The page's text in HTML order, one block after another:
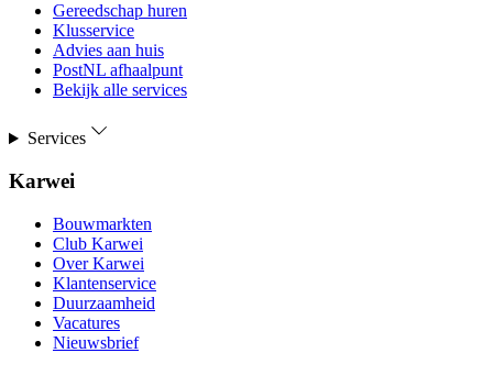
Gereedschap huren
Klusservice
Advies aan huis
PostNL afhaalpunt
Bekijk alle services
Services
Karwei
Bouwmarkten
Club Karwei
Over Karwei
Klantenservice
Duurzaamheid
Vacatures
Nieuwsbrief